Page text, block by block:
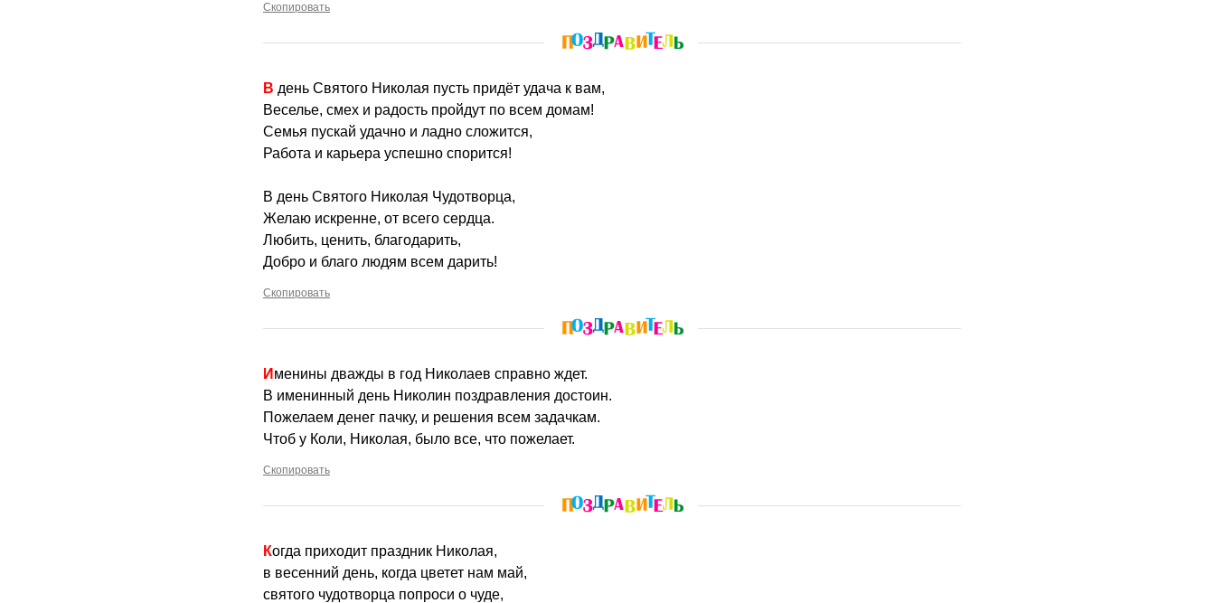
Скопировать
В день Святого Николая пусть придёт удача к вам,
Веселье, смех и радость пройдут по всем домам!
Семья пускай удачно и ладно сложится,
Работа и карьера успешно спорится!
В день Святого Николая Чудотворца,
Желаю искренне, от всего сердца.
Любить, ценить, благодарить,
Добро и благо людям всем дарить!
Скопировать
Именины дважды в год Николаев справно ждет.
В именинный день Николин поздравления достоин.
Пожелаем денег пачку, и решения всем задачкам.
Чтоб у Коли, Николая, было все, что пожелает.
Скопировать
Когда приходит праздник Николая,
в весенний день, когда цветет нам май,
святого чудотворца попроси о чуде,